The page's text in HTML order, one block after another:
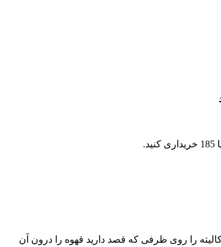
دارد. بسته به‌اندازه‌ای که دارید، فیلتر 155 یا 185 را در آن قرار دهید و موج کالیته را روی ظرفی که قصد دارید قهوه را درون آن